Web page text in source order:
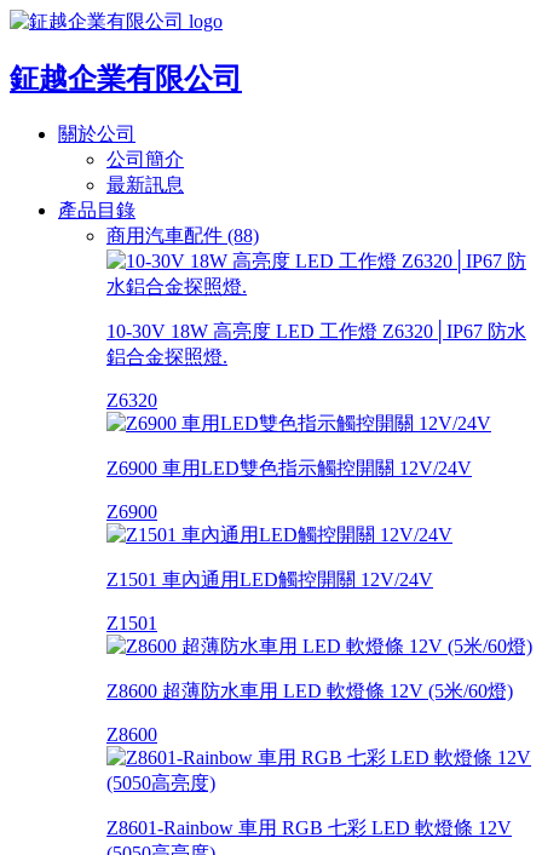
鉦越企業有限公司
關於公司
公司簡介
最新訊息
產品目錄
商用汽車配件 (88)
10-30V 18W 高亮度 LED 工作燈 Z6320│IP67 防水
鋁合金探照燈.
Z6320
Z6900 車用LED雙色指示觸控開關 12V/24V
Z6900
Z1501 車內通用LED觸控開關 12V/24V
Z1501
Z8600 超薄防水車用 LED 軟燈條 12V (5米/60燈)
Z8600
Z8601-Rainbow 車用 RGB 七彩 LED 軟燈條 12V